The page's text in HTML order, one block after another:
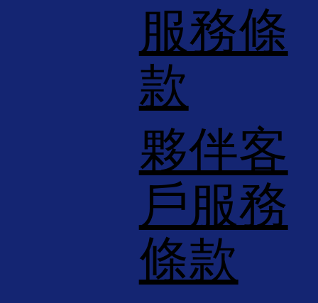
服務條
款
夥伴客
戶服務
條款